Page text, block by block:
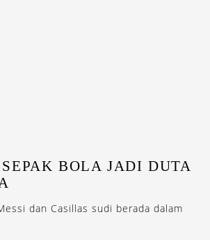
BOLA JADI DUTA
dan Casillas sudi berada dalam